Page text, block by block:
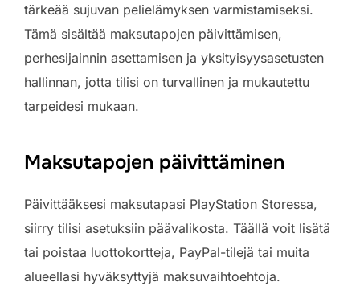
tärkeää sujuvan pelielämyksen varmistamiseksi.
Tämä sisältää maksutapojen päivittämisen,
perhesijainnin asettamisen ja yksityisyysasetusten
hallinnan, jotta tilisi on turvallinen ja mukautettu
tarpeidesi mukaan.
Maksutapojen päivittäminen
Päivittääksesi maksutapasi PlayStation Storessa,
siirry tilisi asetuksiin päävalikosta. Täällä voit lisätä
tai poistaa luottokortteja, PayPal-tilejä tai muita
alueellasi hyväksyttyjä maksuvaihtoehtoja.